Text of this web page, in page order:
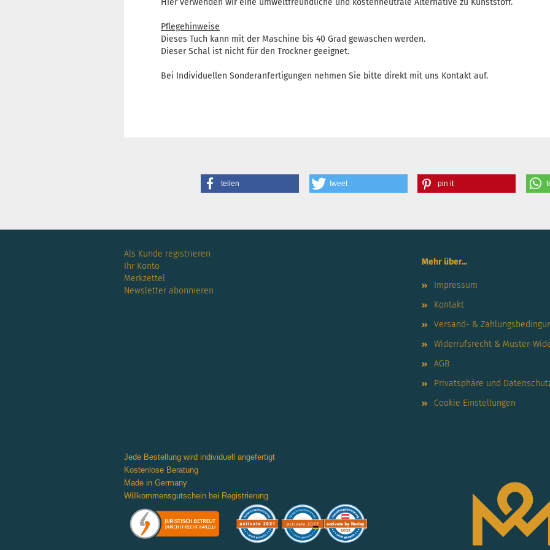
Hier verwenden wir eine umweltfreundliche und kostenneutrale Alternative zu Kunststoff.
Pflegehinweise
Dieses Tuch kann mit der Maschine bis 40 Grad gewaschen werden.
Dieser Schal ist nicht für den Trockner geeignet.
Bei Individuellen Sonderanfertigungen nehmen Sie bitte direkt mit uns Kontakt auf.
teilen tweet pin it
Als Kunde registrieren
Ihr Konto
Merkzettel
Newsletter abonnieren
Mehr über...
Impressum
Kontakt
Versand- &
Widerrufsrecht & Muster-
AGB
Privatsphäre und
Cookie Einstellungen
Jede Bestellung wird individuell angefertigt
Kostenlose Beratung
Made in Germany
Willkommensgutschein bei Registrierung